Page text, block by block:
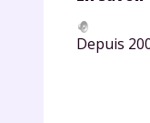
Depuis